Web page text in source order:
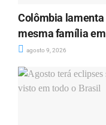
Colômbia
mesma família
agosto 9, 2026